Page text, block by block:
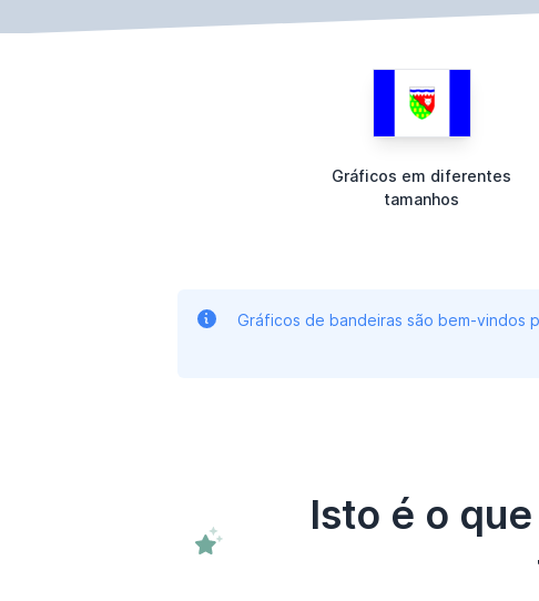
Gráficos em diferentes
tamanhos
Gráficos de bandeiras são bem-vindos
Isto é o